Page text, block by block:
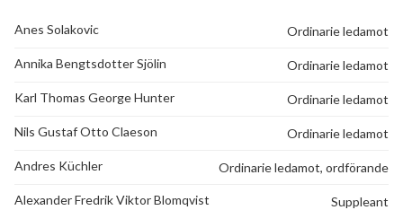
77
Anes Solakovic Ordinarie ledamot
Annika Bengtsdotter Sjölin Ordinarie ledamot
Karl Thomas George Hunter Ordinarie ledamot
Nils Gustaf Otto Claeson Ordinarie ledamot
Andres Küchler Ordinarie ledamot, ordförande
Alexander Fredrik Viktor Blomqvist Suppleant